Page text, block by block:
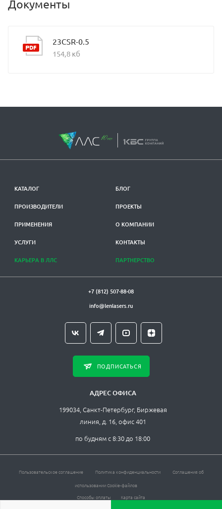
Документы
23CSR-0.5
154,8 кб
КАТАЛОГ
ПРОИЗВОДИТЕЛИ
ПРИМЕНЕНИЯ
УСЛУГИ
КАРЬЕРА В ЛЛС
БЛОГ
ПРОЕКТЫ
О КОМПАНИИ
КОНТАКТЫ
ПАРТНЕРСТВО
+7 (812) 507-88-08
info@lenlasers.ru
ПОДПИСАТЬСЯ
АДРЕС ОФИСА
199034, Санкт-Петербург, Биржевая
линия, д. 16, офис 401
по будням с 8:30 до 18:00
Пользовательское соглашение Политика конфиденциальности
Соглашения об
использовании Cookie-файлов
Способы оплаты
Карта сайта